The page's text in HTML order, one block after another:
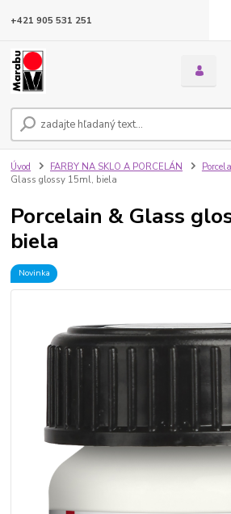
+421 905 531 251
Úvod FARBY NA SKLO A PORCELÁN
Glass glossy 15ml, biela
Porcelain & Glass
biela
Novinka